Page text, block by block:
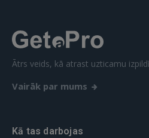
Ātrs veids, kā atrast uzticamu
Vairāk par mums
Kā tas darbojas